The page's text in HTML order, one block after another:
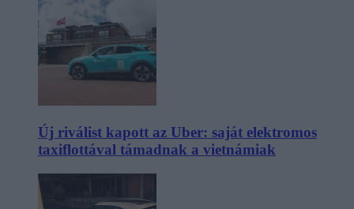
Új riválist kapott az Uber: saját elektromos
taxiflottával támadnak a vietnámiak